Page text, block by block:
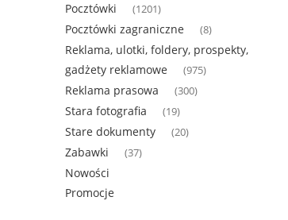
Pocztówki (1201)
Pocztówki zagraniczne (8)
Reklama, ulotki, foldery, prospekty,
gadżety reklamowe
(975)
Reklama prasowa (300)
Stara fotografia (19)
Stare dokumenty (20)
Zabawki (37)
Nowości
Promocje